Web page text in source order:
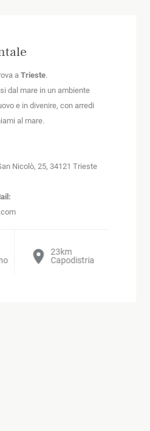
aTrieste.
dal mare in un ambiente
e in divenire, con arredi
al mare.
Nicolò, 25, 34121 Trieste
12km
Muggia
23km
Capodistria
94km
Lubiana